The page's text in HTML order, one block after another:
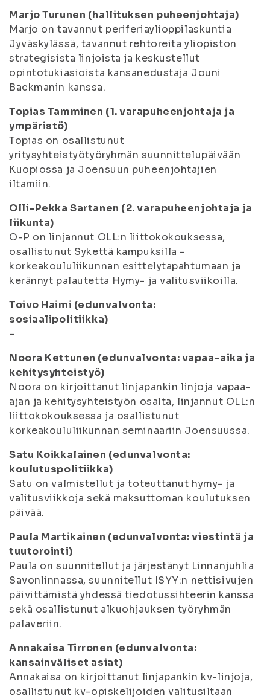
Marjo Turunen (hallituksen puheenjohtaja)
Marjo on tavannut periferiaylioppilaskuntia
Jyväskylässä, tavannut rehtoreita yliopiston
strategisista linjoista ja keskustellut
opintotukiasioista kansanedustaja Jouni
Backmanin kanssa.
Topias Tamminen (1. varapuheenjohtaja ja
ympäristö)
Topias on osallistunut
yritysyhteistyötyöryhmän suunnittelupäivään
Kuopiossa ja Joensuun puheenjohtajien
iltamiin.
Olli-Pekka Sartanen (2. varapuheenjohtaja ja
liikunta)
O-P on linjannut OLL:n liittokokouksessa,
osallistunut Sykettä kampuksilla -
korkeakoululiikunnan esittelytapahtumaan ja
kerännyt palautetta Hymy- ja valitusviikoilla.
Toivo Haimi (edunvalvonta:
sosiaalipolitiikka)
–
Noora Kettunen (edunvalvonta: vapaa-aika ja
kehitysyhteistyö)
Noora on kirjoittanut linjapankin linjoja vapaa-
ajan ja kehitysyhteistyön osalta, linjannut OLL:n
liittokokouksessa ja osallistunut
korkeakoululiikunnan seminaariin Joensuussa.
Satu Koikkalainen (edunvalvonta:
koulutuspolitiikka)
Satu on valmistellut ja toteuttanut hymy- ja
valitusviikkoja sekä maksuttoman koulutuksen
päivää.
Paula Martikainen (edunvalvonta: viestintä ja
tuutorointi)
Paula on suunnitellut ja järjestänyt Linnanjuhlia
Savonlinnassa, suunnitellut ISYY:n nettisivujen
päivittämistä yhdessä tiedotussihteerin kanssa
sekä osallistunut alkuohjauksen työryhmän
palaveriin.
Annakaisa Tirronen (edunvalvonta:
kansainväliset asiat)
Annakaisa on kirjoittanut linjapankin kv-linjoja,
osallistunut kv-opiskelijoiden valitusiltaan